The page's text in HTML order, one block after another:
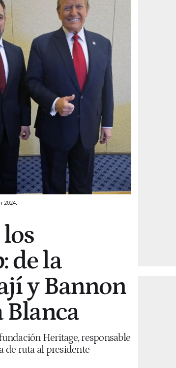
2024.
de la
y Bannon
Blanca
Heritage, responsable
de ruta al presidente